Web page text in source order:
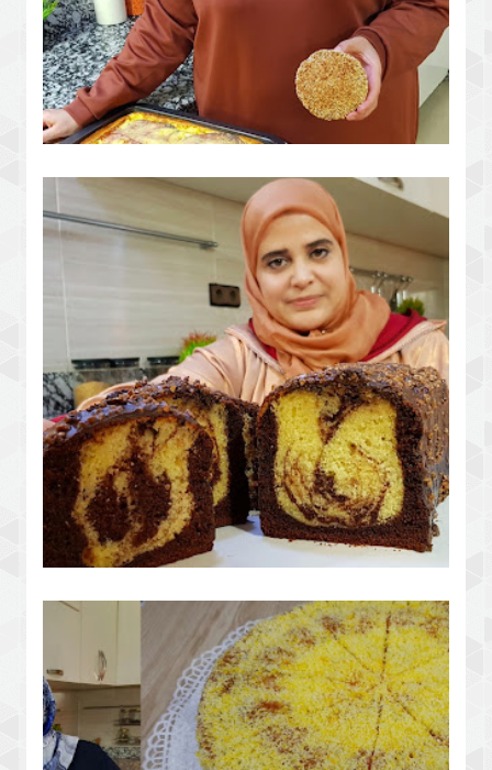
الكيكة العجيبة فطيرة البيض السريعة
وحريشات
كيك رخامي عائلي بمذاق جديد